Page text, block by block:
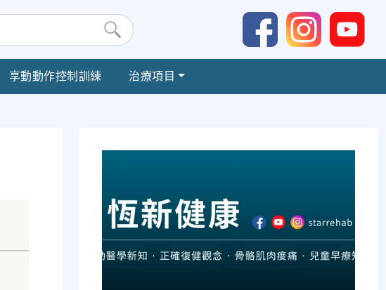
享動動作控制訓練 治療項目